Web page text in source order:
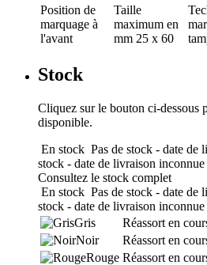
Position de
marquage à
l'avant
Taille
maximum en
mm 25 x 60
Stock
Cliquez sur le bouton ci-dessous
disponible.
En stock Pas de stock - date de
stock - date de livraison inconnue
Consultez le stock complet
En stock Pas de stock - date de
stock - date de livraison inconnue
Gris
Réassort en
Noir
Réassort en
Rouge Réassort en